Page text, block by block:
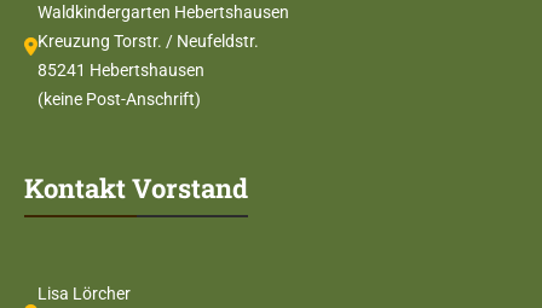
Waldkindergarten Hebertshausen
Kreuzung Torstr. / Neufeldstr.
85241 Hebertshausen
(keine Post-Anschrift)
Kontakt Vorstand
Lisa Lörcher